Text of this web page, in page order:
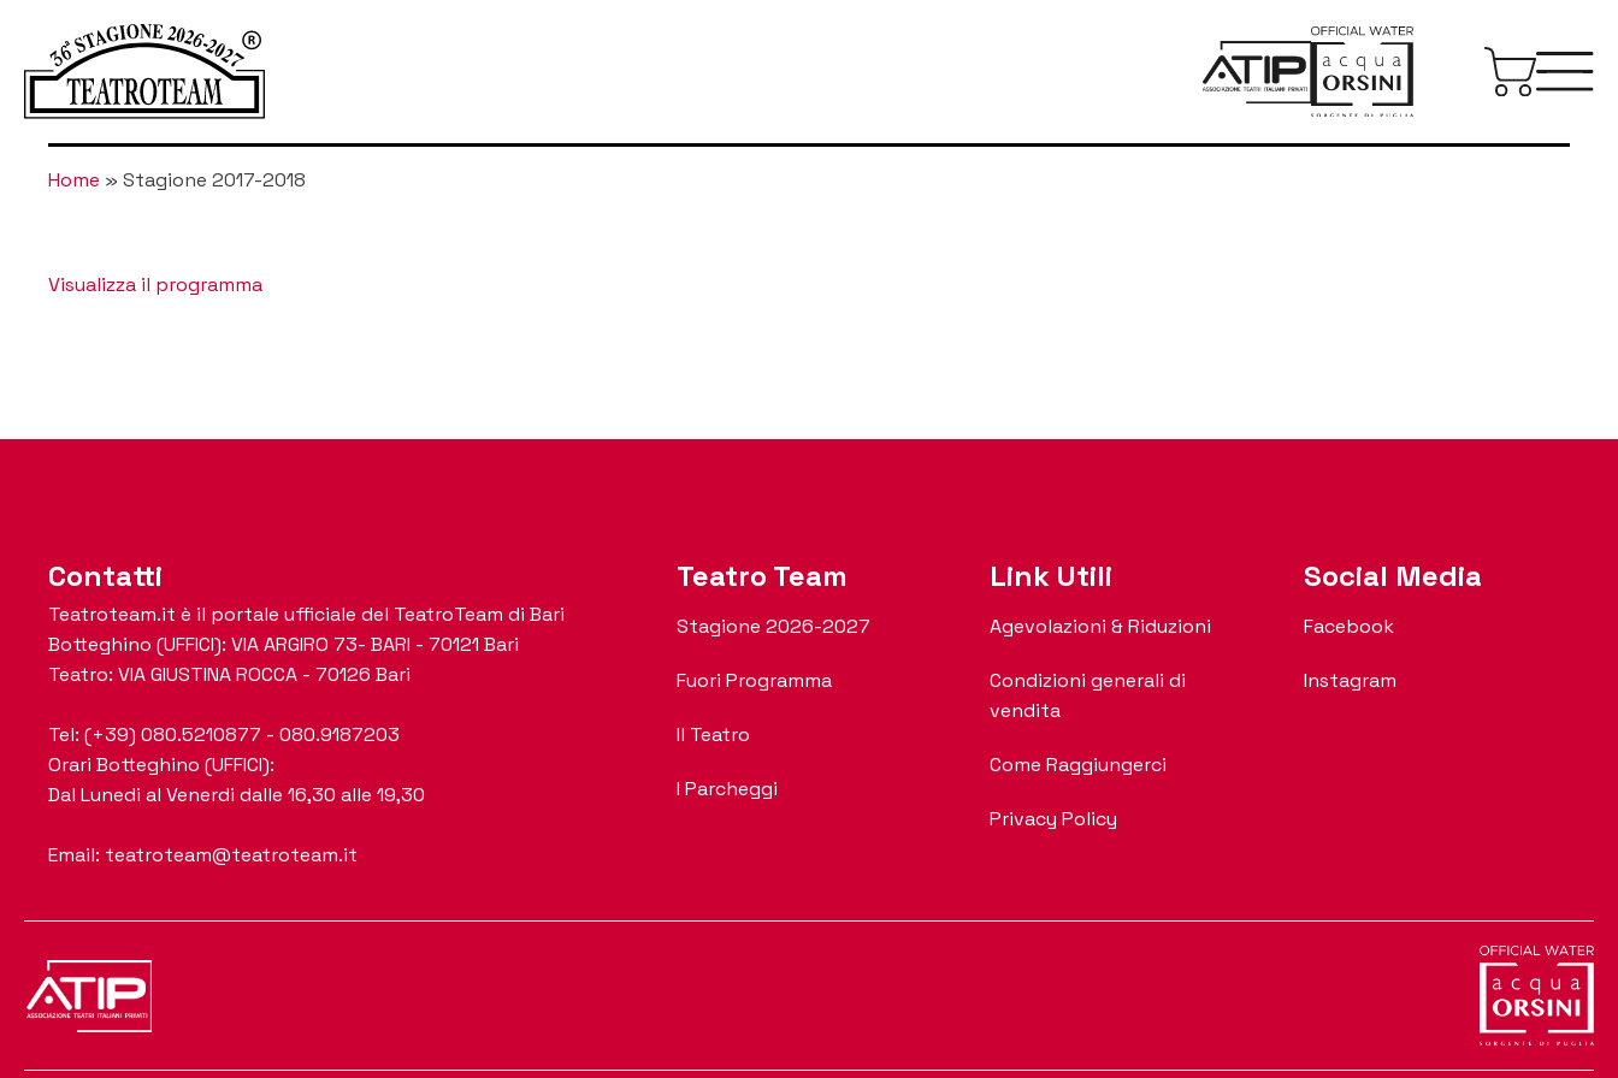
Home » Stagione 2017-2018
Visualizza il programma
Contatti
Teatroteam.it è il portale ufficiale del TeatroTeam di Bari
Botteghino (UFFICI): VIA ARGIRO 73- BARI - 70121 Bari
Teatro: VIA GIUSTINA ROCCA - 70126 Bari
Tel: (+39) 080.5210877 - 080.9187203
Orari Botteghino (UFFICI):
Dal Lunedi al Venerdi dalle 16,30 alle 19,30
Email: teatroteam@teatroteam.it
Teatro Team
Stagione 2026-2027
Fuori Programma
Il Teatro
I Parcheggi
Link Utili
Agevolazioni & Riduzioni
Condizioni generali di
vendita
Come Raggiungerci
Privacy Policy
Social Media
Facebook
Instagram